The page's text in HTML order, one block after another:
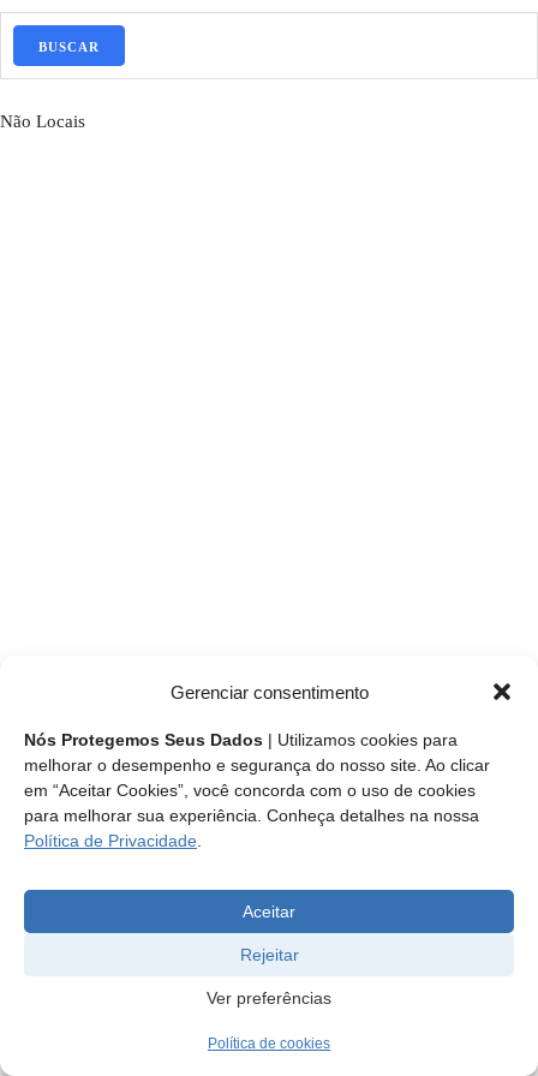
Gerenciar consentimento
Nós Protegemos Seus Dados | Utilizamos cookies para
melhorar o desempenho e segurança do nosso site. Ao clicar
em “Aceitar Cookies”, você concorda com o uso de cookies
para melhorar sua experiência. Conheça detalhes na nossa
Política de Privacidade
Aceitar
Rejeitar
Ver preferências
Política de cookies
BUSCAR
Não Locais